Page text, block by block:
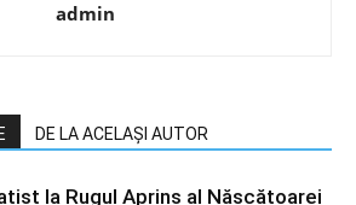
admin
DE LA ACELAȘI AUTOR
la Rugul Aprins al Născătoarei